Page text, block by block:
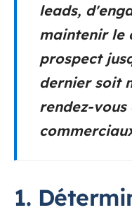
leads,
maintenir le
prospect
dernier soit
rendez-vous
1.